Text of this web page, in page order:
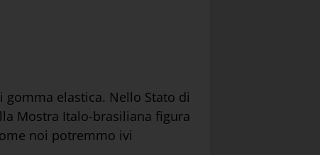
elastica. Nello Stato di
Mostra Italo-brasiliana figura
noi potremmo ivi